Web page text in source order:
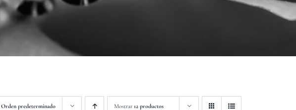
Orden predeterminado Mostrar 12 productos